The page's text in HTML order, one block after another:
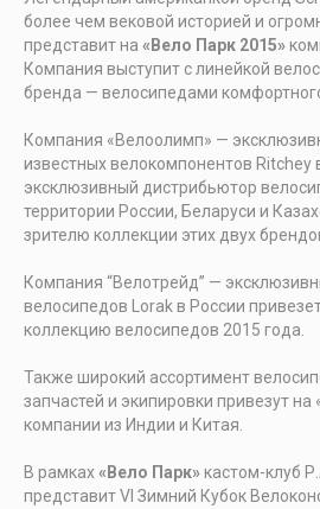
более чем вековой историей и
представит на «Вело Парк 2015»
Компания выступит с линейкой
бренда — велосипедами
Компания «Велоолимп» —
известных велокомпонентов Ritchey
эксклюзивный дистрибьютор
территории России, Беларуси и
зрителю коллекции этих двух
Компания “Велотрейд” —
велосипедов Lorak в России
коллекцию велосипедов 2015 года.
Также широкий ассортимент
запчастей и экипировки привезут на
компании из Индии и Китая.
В рамках«Вело Парк»кастом-клуб
представит VI Зимний Кубок